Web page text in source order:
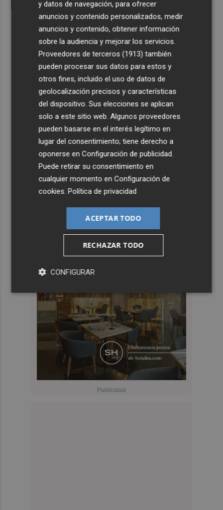
y datos de navegación, para ofrecer
anuncios y contenido personalizados, medir
anuncios y contenido, obtener información
sobre la audiencia y mejorar los servicios.
Proveedores de terceros (1913) también
pueden procesar sus datos para estos y
otros fines, incluido el uso de datos de
geolocalización precisos y características
del dispositivo. Sus elecciones se aplican
solo a este sitio web. Algunos proveedores
pueden basarse en el interés legítimo en
lugar del consentimiento; tiene derecho a
oponerse enConfiguración de publicidad
Puede retirar su consentimiento en
cualquier momento enConfiguración de
cookies .Política de privacidad
ACEPTAR TODO
RECHAZAR TODO
CONFIGURAR